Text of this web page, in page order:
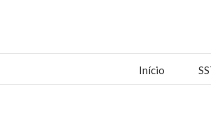
Início